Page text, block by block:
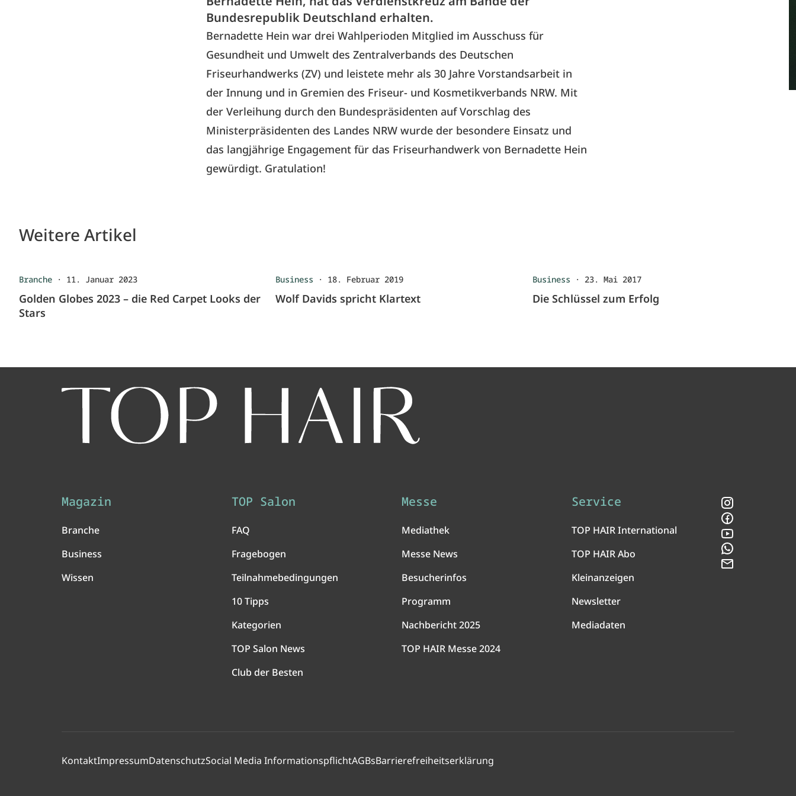
Bundesrepublik Deutschland erhalten.
Bernadette Hein war drei Wahlperioden Mitglied im Ausschuss für
Gesundheit und Umwelt des Zentralverbands des Deutschen
Friseurhandwerks (ZV) und leistete mehr als 30 Jahre Vorstandsarbeit in
der Innung und in Gremien des Friseur- und Kosmetikverbands NRW. Mit
der Verleihung durch den Bundespräsidenten auf Vorschlag des
Ministerpräsidenten des Landes NRW wurde der besondere Einsatz und
das langjährige Engagement für das Friseurhandwerk von Bernadette Hein
gewürdigt. Gratulation!
Weitere Artikel
Branche · 11. Januar 2023
Golden Globes 2023 – die Red Carpet Looks der
Stars
Business · 18. Februar 2019
Wolf Davids spricht Klartext
Business · 23. Mai 2017
Die Schlüssel zum Erfolg
Magazin
Branche
Business
Wissen
TOP Salon
FAQ
Fragebogen
Teilnahmebedingungen
10 Tipps
Kategorien
TOP Salon News
Club der Besten
Messe
Mediathek
Messe News
Besucherinfos
Programm
Nachbericht 2025
TOP HAIR Messe 2024
Service
TOP HAIR International
TOP HAIR Abo
Kleinanzeigen
Newsletter
Mediadaten
KontaktImpressumDatenschutzSocial Media InformationspflichtAGBsBarrierefreiheitserklärung